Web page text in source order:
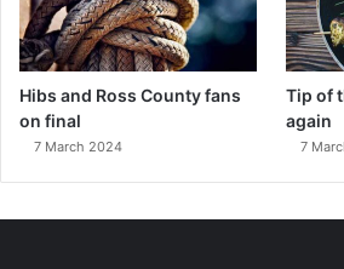
Hibs and Ross County fans
on final
7 March 2024
Tip of
again
7